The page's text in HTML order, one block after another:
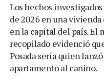
Los hechos
de 2026 en una
en la capital del país. El
recopilado evidenció
Posada sería quien
apartamento al canino.